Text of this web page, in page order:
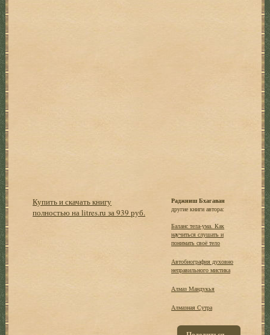
Купить и скачать книгу
полностью на litres.ru за 939 руб.
Раджниш Бхагаван
другие книги автора:
Баланс тела-ума. Как
научиться слушать и
понимать своё тело
Автобиография духовно
неправильного мистика
Алмаз Мандукья
Алмазная Сутра